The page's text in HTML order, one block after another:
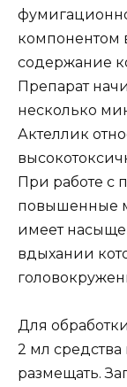
компонентом
содержание
Препарат
несколько
Актеллик
При работе с
повышенные
имеет
вдыхании
Для
2 мл средства
размещать.